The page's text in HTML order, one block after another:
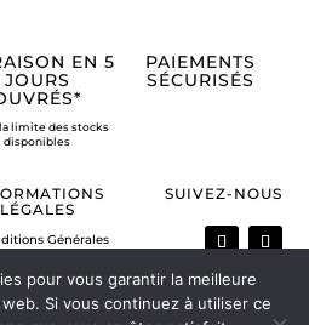
EN 5
JOURS
limite des stocks
disponibles
PAIEMENTS
SÉCURISÉS
LÉGALES
Générales
légales
de retour
Vos commandes
SUIVEZ-NOUS
pour vous garantir la meilleure
Si vous continuez à utiliser ce